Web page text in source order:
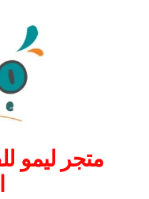
متجر ليمو